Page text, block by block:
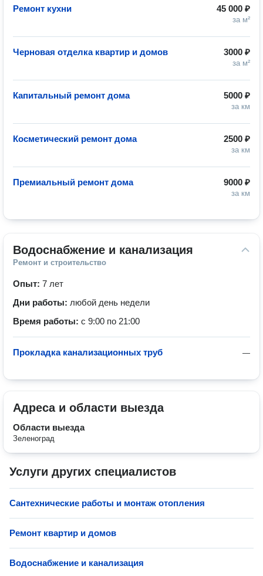
45 000 ₽
за м²
Ремонт кухни
3000 ₽
за м²
Черновая отделка квартир и домов
5000 ₽
за км
Капитальный ремонт дома
2500 ₽
за км
Косметический ремонт дома
9000 ₽
за км
Премиальный ремонт дома
Водоснабжение и канализация
Ремонт и строительство
Опыт: 7 лет
Дни работы: любой день недели
Время работы: с 9:00 по 21:00
—
Прокладка канализационных труб
Адреса и области выезда
Области выезда
Зеленоград
Услуги других специалистов
Сантехнические работы и монтаж отопления
Ремонт квартир и домов
Водоснабжение и канализация